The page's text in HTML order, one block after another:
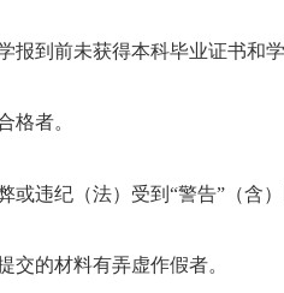
报到前未获得本科毕业证书和
格者。
或违纪（法）受到“警告”（含
交的材料有弄虚作假者。